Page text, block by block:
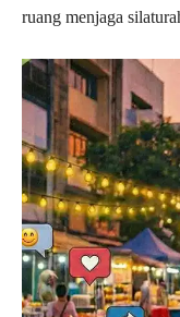
ruang menjaga